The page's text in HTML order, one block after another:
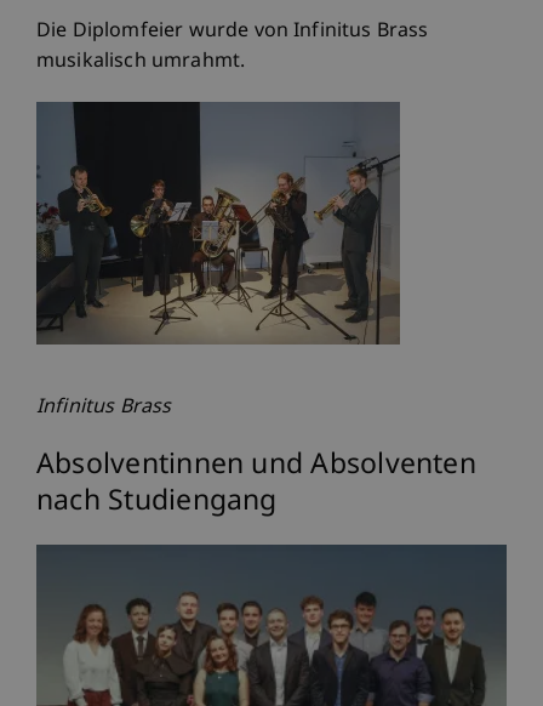
Die Diplomfeier wurde von Infinitus Brass
musikalisch umrahmt.
Infinitus Brass
Absolventinnen und Absolventen
nach Studiengang